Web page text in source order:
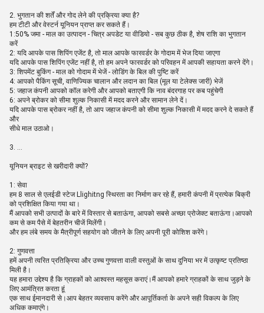
2. भुगतान की शर्तें और गोद लेने की प्रक्रिया क्या है?
हम टीटी और वेस्टर्न यूनियन प्राप्त कर सकते हैं।
1:50% जमा - माल का उत्पादन - चित्र अपडेट या वीडियो - सब कुछ ठीक है, शेष राशि का भुगतान
करें
2: यदि आपके पास शिपिंग एजेंट है, तो माल आपके फारवर्डर के गोदाम में भेज दिया जाएगा
यदि आपके पास शिपिंग एजेंट नहीं है, तो हम अपने फारवर्डर को परिवहन में आपकी सहायता करने देंगे।
3: शिपमेंट बुकिंग - माल को गोदाम में भेजें - लोडिंग के बिल की पुष्टि करें
4: आपको पैकिंग सूची, वाणिज्यिक चालान और लदान का बिल (मूल या टेलेक्स जारी) भेजें
5: जहाज कंपनी आपको कॉल करेगी और आपको बताएगी कि नाव बंदरगाह पर कब पहुंचेगी
6: अपने ब्रोकर को सीमा शुल्क निकासी में मदद करने और सामान लेने दें।
यदि आपके पास ब्रोकर नहीं है, तो आप जहाज कंपनी को सीमा शुल्क निकासी में मदद करने दे सकते हैं
और
सीधे माल उठाओ।
3. ...
यूनियन ब्राइट से खरीदारी क्यों?
1: सेवा
हम 8 साल से एलईडी स्टेज Llighitng स्थिरता का निर्माण कर रहे हैं, हमारी कंपनी में प्रत्येक बिक्री
को प्रशिक्षित किया गया था।
मैं आपको सभी उत्पादों के बारे में विस्तार से बताऊंगा, आपको सबसे अच्छा प्रोजेक्ट बताऊंगा।आपको
कम से कम पैसे में बेहतरीन चीजें मिलेंगी।
और हम लंबे समय के मैत्रीपूर्ण सहयोग को जीतने के लिए अपनी पूरी कोशिश करेंगे।
2: गुणवत्ता
हमें अपनी त्वरित प्रतिक्रिया और उच्च गुणवत्ता वाली वस्तुओं के साथ दुनिया भर में उत्कृष्ट प्रतिष्ठा
मिली है।
यह हमारा उद्देश्य है कि ग्राहकों को आश्वस्त महसूस कराएं।मैं आपको हमारे ग्राहकों के साथ जुड़ने के
लिए आमंत्रित करता हूं
एक साथ ईमानदारी से।आप बेहतर व्यवसाय करेंगे और आपूर्तिकर्ता के अपने सही विकल्प के लिए
अधिक कमाएंगे।